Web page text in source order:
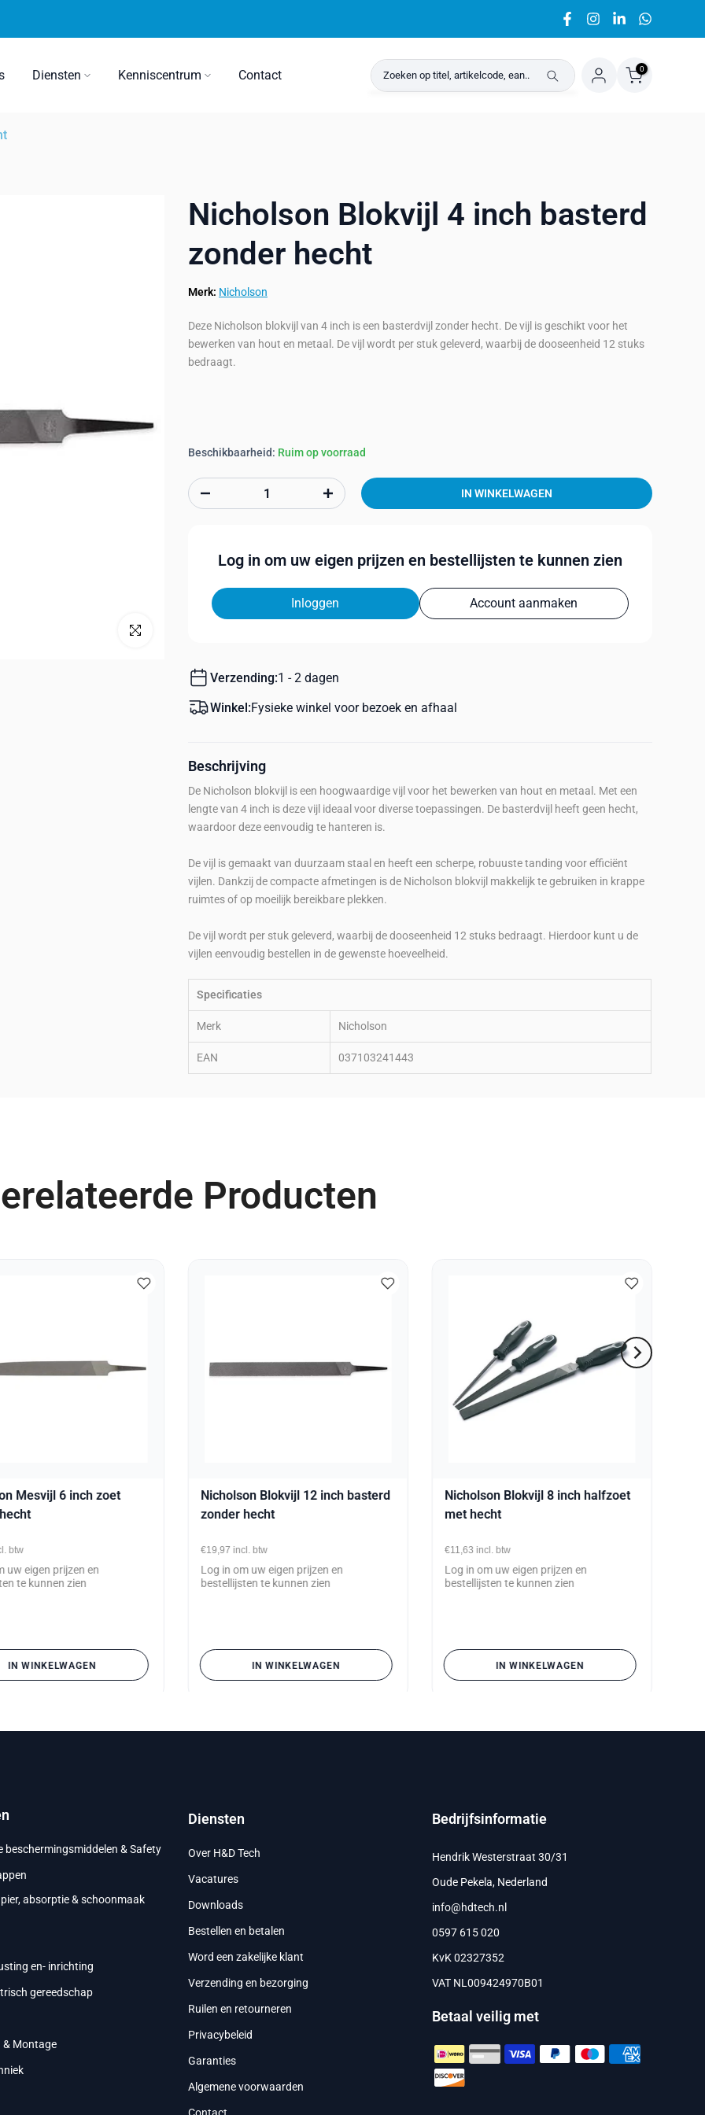
Diensten Kenniscentrum Contact 0
Klik om te vergroten
Nicholson Blokvijl 4 inch basterd
zonder hecht
Merk: Nicholson
Deze Nicholson blokvijl van 4 inch is een basterdvijl zonder hecht. De vijl is geschikt voor het
bewerken van hout en metaal. De vijl wordt per stuk geleverd, waarbij de dooseenheid 12 stuks
bedraagt.
Beschikbaarheid: Ruim op voorraad
IN WINKELWAGEN
Log in om uw eigen prijzen en bestellijsten te kunnen zien
Inloggen Account aanmaken
Verzending:1 - 2 dagen
Winkel:Fysieke winkel voor bezoek en afhaal
Beschrijving
De Nicholson blokvijl is een hoogwaardige vijl voor het bewerken van hout en metaal. Met een
lengte van 4 inch is deze vijl ideaal voor diverse toepassingen. De basterdvijl heeft geen hecht,
waardoor deze eenvoudig te hanteren is.
De vijl is gemaakt van duurzaam staal en heeft een scherpe, robuuste tanding voor efficiënt
vijlen. Dankzij de compacte afmetingen is de Nicholson blokvijl makkelijk te gebruiken in krappe
ruimtes of op moeilijk bereikbare plekken.
De vijl wordt per stuk geleverd, waarbij de dooseenheid 12 stuks bedraagt. Hierdoor kunt u de
vijlen eenvoudig bestellen in de gewenste hoeveelheid.
Specificaties
Merk Nicholson
EAN 037103241443
Producten
Mesvijl 6 inch zoet
btw
uw eigen prijzen en
te kunnen zien
IN WINKELWAGEN
Nicholson Blokvijl 12 inch basterd
zonder hecht
€19,97 incl. btw
Log in om uw eigen prijzen en
bestellijsten te kunnen zien
IN WINKELWAGEN
Nicholson Blokvijl 8 inch halfzoet
met hecht
€11,63 incl. btw
Log in om uw eigen prijzen en
bestellijsten te kunnen zien
IN WINKELWAGEN
beschermingsmiddelen & Safety
absorptie & schoonmaak
en- inrichting
gereedschap
& Montage
Diensten
Over H&D Tech
Vacatures
Downloads
Bestellen en betalen
Word een zakelijke klant
Verzending en bezorging
Ruilen en retourneren
Privacybeleid
Garanties
Algemene voorwaarden
Bedrijfsinformatie
Hendrik Westerstraat 30/31
Oude Pekela, Nederland
info@hdtech.nl
0597 615 020
KvK 02327352
VAT NL009424970B01
Betaal veilig met